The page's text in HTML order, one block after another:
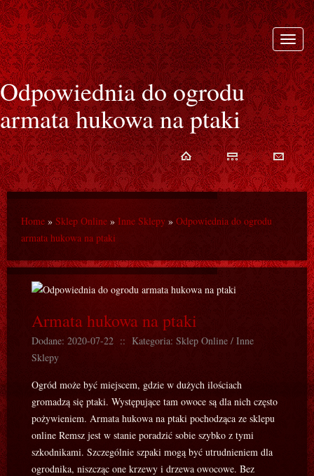
Odpowiednia do ogrodu
armata hukowa na ptaki
Home » Sklep Online » Inne Sklepy » Odpowiednia do ogrodu
armata hukowa na ptaki
Armata hukowa na ptaki
Dodane: 2020-07-22 :: Kategoria: Sklep Online / Inne
Sklepy
Ogród może być miejscem, gdzie w dużych ilościach
gromadzą się ptaki. Występujące tam owoce są dla nich często
pożywieniem. Armata hukowa na ptaki pochodząca ze sklepu
online Remsz jest w stanie poradzić sobie szybko z tymi
szkodnikami. Szczególnie szpaki mogą być utrudnieniem dla
ogrodnika, niszcząc one krzewy i drzewa owocowe. Bez